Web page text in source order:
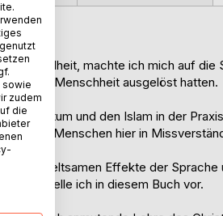
Kindheit, machte ich mich auf die
der Menschheit ausgelöst hatten.
und den Islam in der
die uns Menschen hier in
die seltsamen Effekte der Sprache
stelle ich in diesem Buch vor.
sowie
zudem
die